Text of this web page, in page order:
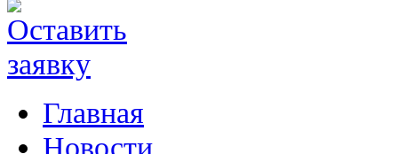
Главная
Новости